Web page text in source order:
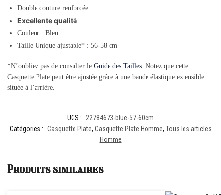
Double couture renforcée
Excellente qualité
Couleur : Bleu
Taille Unique ajustable* : 56-58 cm
*N’oubliez pas de consulter le Guide des Tailles . Notez que cette
Casquette Plate peut être ajustée grâce à une bande élastique extensible
située à l’arrière.
UGS :
22784673-blue-57-60cm
Catégories : Casquette Plate, Casquette Plate Homme, Tous les articles
Homme
Produits similaires